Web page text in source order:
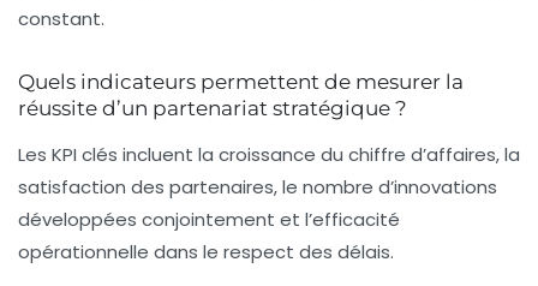
constant.
Quels indicateurs permettent de mesurer la
réussite d’un partenariat stratégique ?
Les KPI clés incluent la croissance du chiffre d’affaires, la
satisfaction des partenaires, le nombre d’innovations
développées conjointement et l’efficacité
opérationnelle dans le respect des délais.